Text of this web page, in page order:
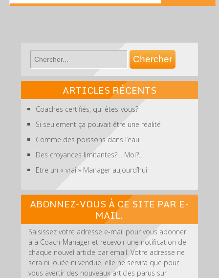
ARTICLES RÉCENTS
Coaches certifiés, qui êtes-vous?
Si seulement ça pouvait être une réalité
Comme des poissons dans l’eau
Des croyances limitantes?… Moi?…
Etre un « vrai » Manager aujourd’hui
ABONNEZ-VOUS À CE SITE PAR E-
MAIL.
Saisissez votre adresse e-mail pour vous abonner
à à Coach-Manager et recevoir une notification de
chaque nouvel article par email. Votre adresse ne
sera ni louée ni vendue, elle ne servira que pour
vous avertir des nouveaux articles parus sur